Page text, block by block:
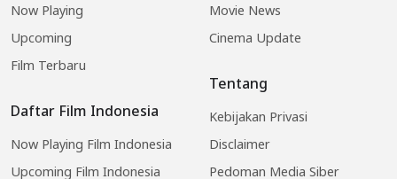
Now Playing
Upcoming
Film Terbaru
Daftar Film Indonesia
Now Playing Film Indonesia
Upcoming Film Indonesia
Movie News
Cinema Update
Tentang
Kebijakan Privasi
Disclaimer
Pedoman Media Siber